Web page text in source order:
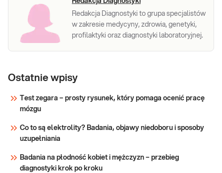
Redakcja Diagnostyki to grupa specjalistów
w zakresie medycyny, zdrowia, genetyki,
profilaktyki oraz diagnostyki laboratoryjnej.
Ostatnie wpisy
Test zegara – prosty rysunek, który pomaga ocenić pracę
mózgu
Co to są elektrolity? Badania, objawy niedoboru i sposoby
uzupełniania
Badania na płodność kobiet i mężczyzn – przebieg
diagnostyki krok po kroku